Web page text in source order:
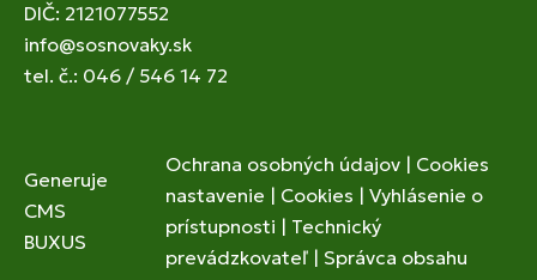
DIČ: 2121077552
info@sosnovaky.sk
tel. č.: 046 / 546 14 72
Generuje
CMS
BUXUS
Ochrana osobných údajov | Cookies
nastavenie | Cookies | Vyhlásenie o
prístupnosti | Technický
prevádzkovateľ | Správca obsahu